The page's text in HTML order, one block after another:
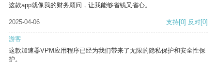
这款app就像我的财务顾问，让我能够省钱又省心。
2025-04-06 支持[0] 反对[0]
游客
这款加速器VPM应用程序已经为我们带来了无限的隐私保护和安全性保
护。